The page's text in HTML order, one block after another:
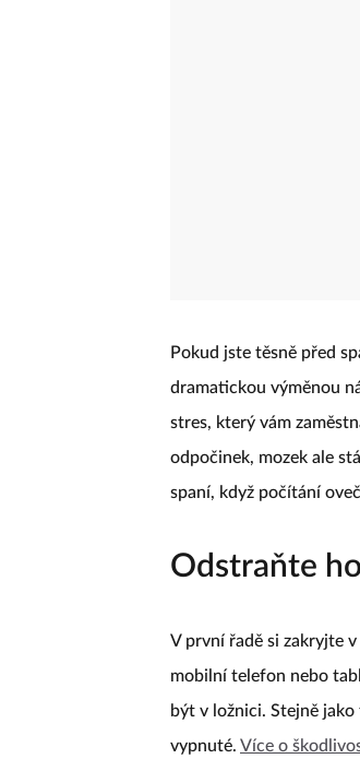
Pokud jste těsně před
dramatickou výměnou
stres, který vám
odpočinek, mozek ale
spaní, když počítání
Odstraňte
V první řadě si zakryjte
mobilní telefon nebo
být v ložnici. Stejně
vypnuté. Více o